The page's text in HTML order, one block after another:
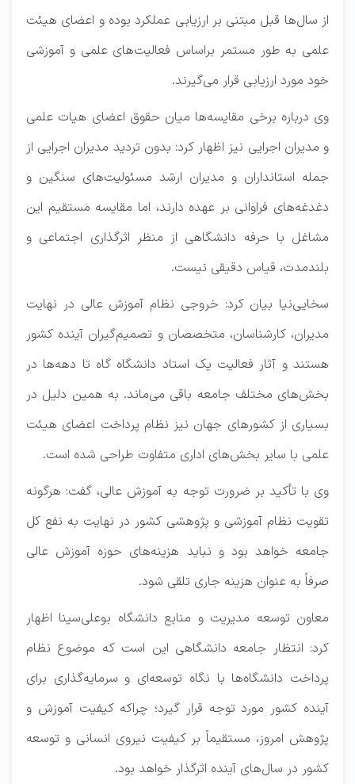
از سال‌ها قبل مبتنی بر ارزیابی عملکرد بوده و اعضای هیئت
علمی به طور مستمر براساس فعالیت‌های علمی و آموزشی
خود مورد ارزیابی قرار می‌گیرند.
وی درباره برخی مقایسه‌ها میان حقوق اعضای هیات علمی
و مدیران اجرایی نیز اظهار کرد: بدون تردید مدیران اجرایی از
جمله استانداران و مدیران ارشد مسئولیت‌های سنگین و
دغدغه‌های فراوانی بر عهده دارند، اما مقایسه مستقیم این
مشاغل با حرفه دانشگاهی از منظر اثرگذاری اجتماعی و
بلندمدت، قیاس دقیقی نیست.
سخایی‌نیا بیان کرد: خروجی نظام آموزش عالی در نهایت
مدیران، کارشناسان، متخصصان و تصمیم‌گیران آینده کشور
هستند و آثار فعالیت یک استاد دانشگاه گاه تا دهه‌ها در
بخش‌های مختلف جامعه باقی می‌ماند. به همین دلیل در
بسیاری از کشورهای جهان نیز نظام پرداخت اعضای هیئت
علمی با سایر بخش‌های اداری متفاوت طراحی شده است.
وی با تأکید بر ضرورت توجه به آموزش عالی، گفت: هرگونه
تقویت نظام آموزشی و پژوهشی کشور در نهایت به نفع کل
جامعه خواهد بود و نباید هزینه‌های حوزه آموزش عالی
صرفاً به عنوان هزینه جاری تلقی شود.
معاون توسعه مدیریت و منابع دانشگاه بوعلی‌سینا اظهار
کرد: انتظار جامعه دانشگاهی این است که موضوع نظام
پرداخت دانشگاه‌ها با نگاه توسعه‌ای و سرمایه‌گذاری برای
آینده کشور مورد توجه قرار گیرد؛ چراکه کیفیت آموزش و
پژوهش امروز، مستقیماً بر کیفیت نیروی انسانی و توسعه
کشور در سال‌های آینده اثرگذار خواهد بود.